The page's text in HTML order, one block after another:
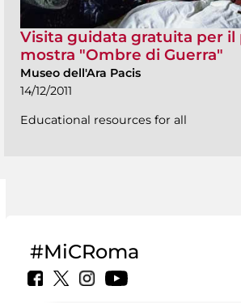
Visita guidata gratuita per il
mostra "Ombre di Guerra"
Museo dell'Ara Pacis
14/12/2011
Educational resources for all
#MiCRoma